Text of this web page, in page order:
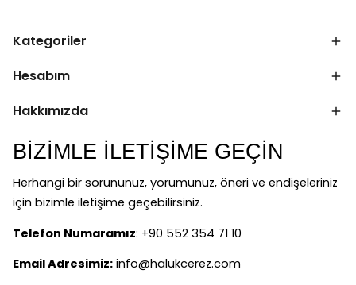
Kategoriler
Hesabım
Hakkımızda
BİZİMLE İLETİŞİME GEÇİN
Herhangi bir sorununuz, yorumunuz, öneri ve endişeleriniz
için bizimle iletişime geçebilirsiniz.
Telefon Numaramız: +90 552 354 71 10
Email Adresimiz: info@halukcerez.com